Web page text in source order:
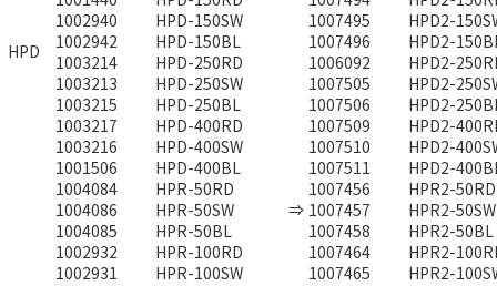
HPD
⇒
1002940
HPD-150SW 1007495
HPD2-
1002942
HPD-150BL 1007496
HPD2-
1003214
HPD-250RD 1006092
HPD2-
1003213
HPD-250SW 1007505
HPD2-
1003215
HPD-250BL 1007506
HPD2-
1003217
HPD-400RD 1007509
HPD2-
1003216
HPD-400SW 1007510
HPD2-
1001506
HPD-400BL 1007511
HPD2-
1004084
HPR-50RD 1007456
HPR2-50RD
1004086
HPR-50SW 1007457
HPR2-50SW
1004085
HPR-50BL 1007458
HPR2-50BL
1002932
HPR-100RD 1007464
HPR2-
1002931
HPR-100SW 1007465
HPR2-